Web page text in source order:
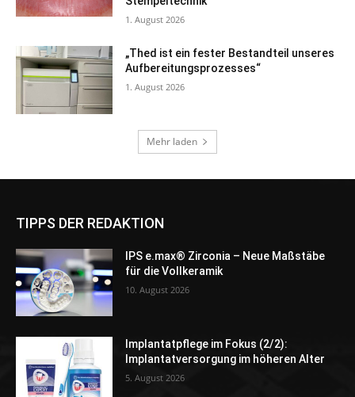
TIPPS DER REDAKTION
IPS e.max® Zirconia – Neue Maßstäbe
für die Vollkeramik
10. August 2026
Implantatpflege im Fokus (2/2):
Implantatversorgung im höheren Alter
5. August 2026